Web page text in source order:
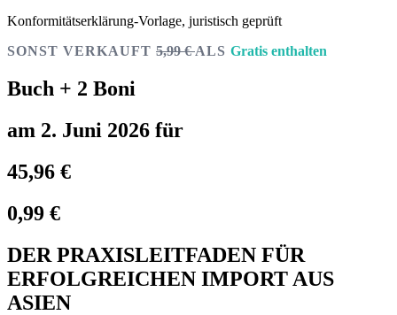
Konformitätserklärung-Vorlage, juristisch geprüft
SONST VERKAUFT 5,99 €ALS Gratis enthalten
Buch + 2 Boni
am 2. Juni 2026 für
45,96 €
0,99 €
DER PRAXISLEITFADEN FÜR
ERFOLGREICHEN IMPORT AUS
ASIEN